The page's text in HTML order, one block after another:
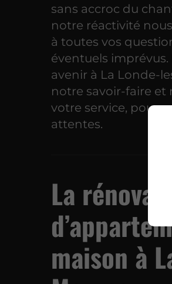
sans accroc du
notre réactivité
à toutes vos
éventuels
avenir à La Londe-
notre savoir-faire et
votre service, pour
attentes.
La
maison à